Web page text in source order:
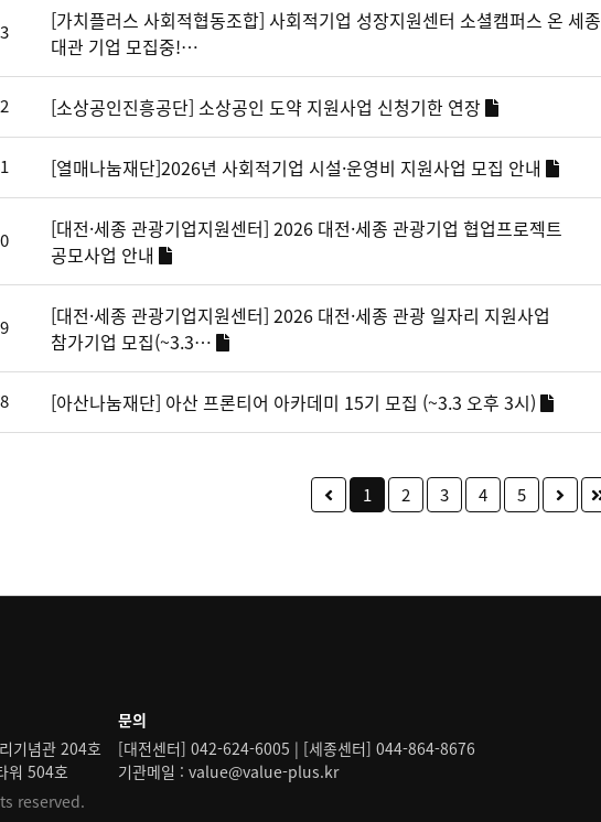
[가치플러스 사회적협동조합] 사회적기업 성장지원센터 소셜캠퍼스 온 세종
대관 기업 모집중!…
[소상공인진흥공단] 소상공인 도약 지원사업 신청기한 연장
[열매나눔재단]2026년 사회적기업 시설·운영비 지원사업 모집 안내
[대전·세종 관광기업지원센터] 2026 대전·세종 관광기업 협업프로젝트
공모사업 안내
[대전·세종 관광기업지원센터] 2026 대전·세종 관광 일자리 지원사업
참가기업 모집(~3.3…
[아산나눔재단] 아산 프론티어 아카데미 15기 모집 (~3.3 오후 3시)
1 2 3 4 5
기념관 204호
워 504호
문의
[대전센터] 042-624-6005 | [세종센터] 044-864-8676
기관메일 : value@value-plus.kr
reserved.